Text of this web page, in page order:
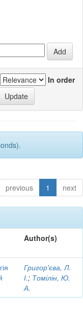
In order
previous 1 next
Author(s)
Григор'єва, Л.
І.; Томілін, Ю.
А.